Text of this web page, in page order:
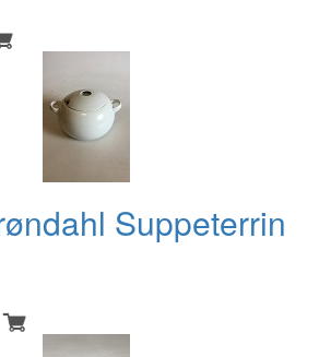
Suppeterrin